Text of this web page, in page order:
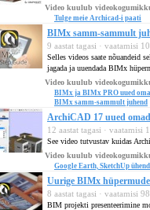
Video kuulub
Tulge meie Archicad-i paati
BIMx samm-sammult
9 aastat tagasi · vaatamisi
Selles videos saate nõuandeid
jagada ja uuendada BIMx
Video kuulub
BIMx ja BIMx PRO uued
BIMx samm-sammult juhend
ArchiCAD 17 uued
12 aastat tagasi · vaatamisi
See video tutvustav kuidas
Video kuulub
Google Earth, SketchUp
Uurige BIMx
8 aastat tagasi · vaatamisi
BIM projekti presenteerimine